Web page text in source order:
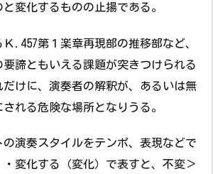
変化するものの止揚である。
.457第１楽章再現部の推移部など、
諦ともいえる課題が突きつけられる
けに、演奏者の解釈が、あるいは無
れる危険な場所となりうる。
演奏スタイルをテンポ、表現などで
変化する（変化）で表すと、不変＞